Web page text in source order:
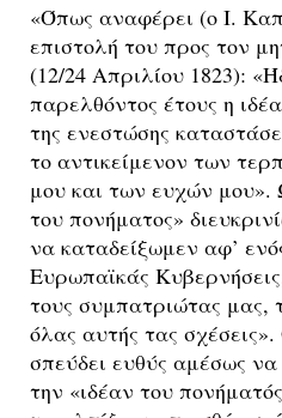
«Όπως αναφέρει (ο Ι.
επιστολή του προς τον
(12/24 Απριλίου 1823):
παρελθόντος έτους η
της ενεστώσης
το αντικείμενον των
μου και των ευχών μου».
του πονήματος»
να καταδείξωμεν αφ’
Ευρωπαϊκάς
τους συμπατριώτας μας,
όλας αυτής τας
σπεύδει ευθύς αμέσως
την «ιδέαν του